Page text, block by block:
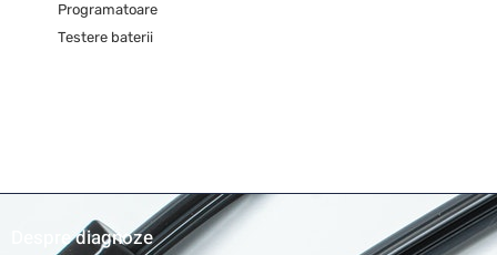
Programatoare
Testere baterii
Despre diagnoze